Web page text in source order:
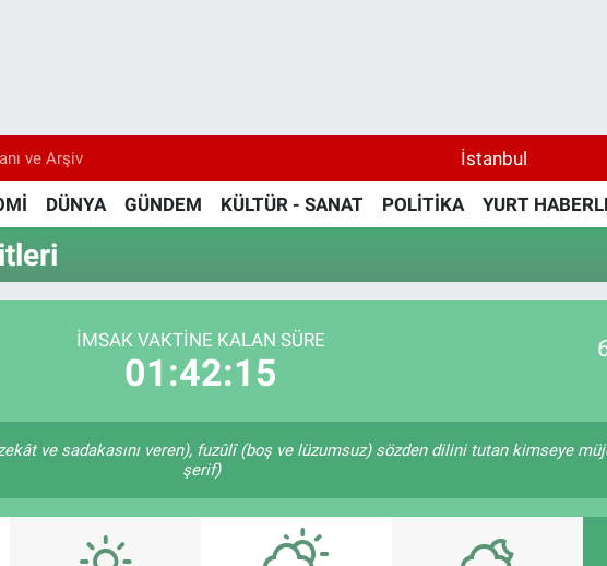
ve Arşiv İstanbul
DÜNYA GÜNDEM KÜLTÜR - SANAT POLİTİKA YURT
İMSAK VAKTİNE KALAN SÜRE
01:42:15
ve sadakasını veren), fuzûlî (boş ve lüzumsuz) sözden dilini tutan kimseye
şerif)